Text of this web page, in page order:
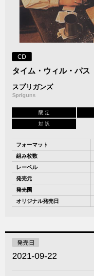
CD
タイム・ウィル・パス
スプリガンズ
Spriguns
限 定
対 訳
フォーマット
組み枚数
レーベル
発売元
発売国
オリジナル発売日
発売日
2021-09-22